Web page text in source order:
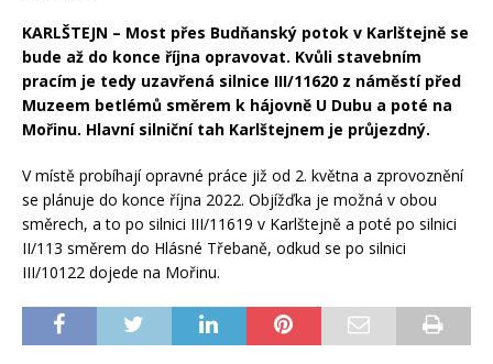
KARLŠTEJN – Most přes Budňanský potok v Karlštejně se
bude až do konce října opravovat. Kvůli stavebním
pracím je tedy uzavřená silnice III/11620 z náměstí před
Muzeem betlémů směrem k hájovně U Dubu a poté na
Mořinu. Hlavní silniční tah Karlštejnem je průjezdný.
V místě probíhají opravné práce již od 2. května a zprovoznění
se plánuje do konce října 2022. Objížďka je možná v obou
směrech, a to po silnici III/11619 v Karlštejně a poté po silnici
II/113 směrem do Hlásné Třebaně, odkud se po silnici
III/10122 dojede na Mořinu.